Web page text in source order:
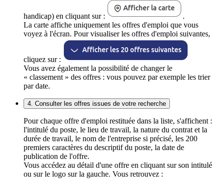
handicap) en cliquant sur :
.
La carte affiche uniquement les offres d'emploi que vous
voyez à l'écran. Pour visualiser les offres d'emploi suivantes,
cliquez sur :
Vous avez également la possibilité de changer le
« classement » des offres : vous pouvez par exemple les trier
par date.
4. Consulter les offres issues de votre recherche
Pour chaque offre d'emploi restituée dans la liste, s'affichent :
l'intitulé du poste, le lieu de travail, la nature du contrat et la
durée de travail, le nom de l'entreprise si précisé, les 200
premiers caractères du descriptif du poste, la date de
publication de l'offre.
Vous accédez au détail d'une offre en cliquant sur son intitulé
ou sur le logo sur la gauche. Vous retrouvez :